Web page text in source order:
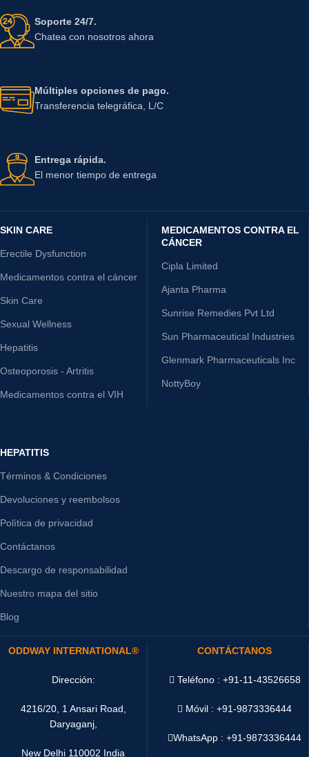
Soporte 24/7.
Chatea con nosotros ahora
Múltiples opciones de pago.
Transferencia telegráfica, L/C
Entrega rápida.
El menor tiempo de entrega
SKIN CARE
Erectile Dysfunction
Medicamentos contra el cáncer
Skin Care
Sexual Wellness
Hepatitis
Osteoporosis - Artritis
Medicamentos contra el VIH
MEDICAMENTOS CONTRA EL
CÁNCER
Cipla Limited
Ajanta Pharma
Sunrise Remedies Pvt Ltd
Sun Pharmaceutical Industries
Glenmark Pharmaceuticals Inc
NottyBoy
HEPATITIS
Términos & Condiciones
Devoluciones y reembolsos
Política de privacidad
Contáctanos
Descargo de responsabilidad
Nuestro mapa del sitio
Blog
ODDWAY INTERNATIONAL®
Dirección:
4216/20, 1 Ansari Road,
Daryaganj,
New Delhi 110002 India
CONTÁCTANOS
Teléfono : +91-11-43526658
Móvil : +91-9873336444
WhatsApp :+91-9873336444